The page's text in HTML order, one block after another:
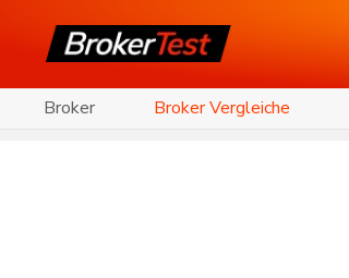
Broker Broker Vergleiche